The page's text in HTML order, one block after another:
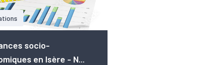
socio-
en Isère - N...